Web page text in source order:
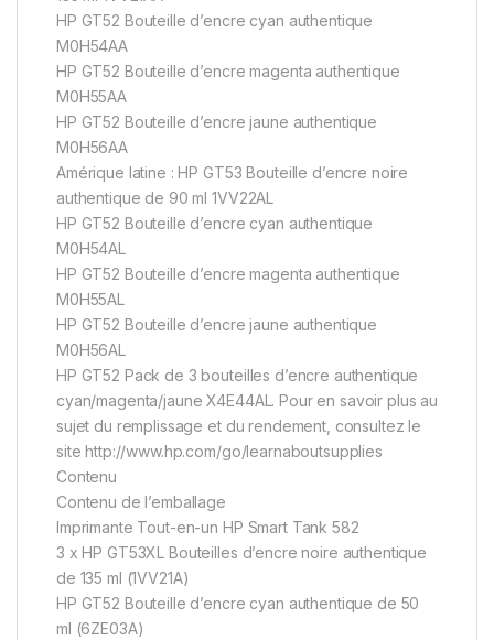
HP GT52 Bouteille d’encre cyan authentique
M0H54AA
HP GT52 Bouteille d’encre magenta authentique
M0H55AA
HP GT52 Bouteille d’encre jaune authentique
M0H56AA
Amérique latine : HP GT53 Bouteille d’encre noire
authentique de 90 ml 1VV22AL
HP GT52 Bouteille d’encre cyan authentique
M0H54AL
HP GT52 Bouteille d’encre magenta authentique
M0H55AL
HP GT52 Bouteille d’encre jaune authentique
M0H56AL
HP GT52 Pack de 3 bouteilles d’encre authentique
cyan/magenta/jaune X4E44AL. Pour en savoir plus au
sujet du remplissage et du rendement, consultez le
site http://www.hp.com/go/learnaboutsupplies
Contenu
Contenu de l’emballage
Imprimante Tout-en-un HP Smart Tank 582
3 x HP GT53XL Bouteilles d’encre noire authentique
de 135 ml (1VV21A)
HP GT52 Bouteille d’encre cyan authentique de 50
ml (6ZE03A)